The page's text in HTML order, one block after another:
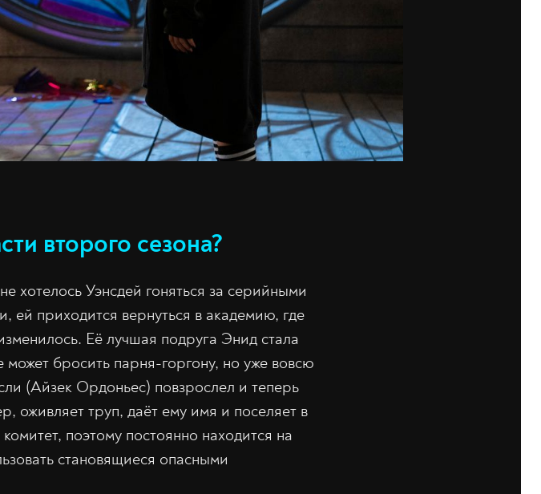
второго сезона?
хотелось Уэнсдей гоняться за серийными
ей приходится вернуться в академию, где
Её лучшая подруга Энид стала
может бросить парня-горгону, но уже вовсю
(Айзек Ордоньес) повзрослел и теперь
оживляет труп, даёт ему имя и поселяет в
поэтому постоянно находится на
становящиеся опасными